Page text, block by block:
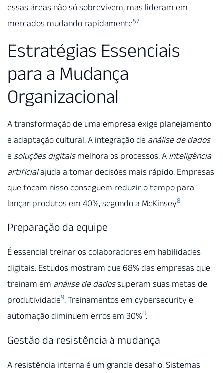
essas áreas não só sobrevivem, mas lideram em
mercados mudando rapidamente57.
Estratégias Essenciais
para a Mudança
Organizacional
A transformação de uma empresa exige planejamento
e adaptação cultural. A integração de análise de dados
e soluções digitaismelhora os processos. A inteligência
artificialajuda a tomar decisões mais rápido. Empresas
que focam nisso conseguem reduzir o tempo para
lançar produtos em 40%, segundo a McKinsey8.
Preparação da equipe
É essencial treinar os colaboradores em habilidades
digitais. Estudos mostram que 68% das empresas que
treinam em análise de dadossuperam suas metas de
produtividade9. Treinamentos em cybersecurity e
automação diminuem erros em 30%8.
Gestão da resistência à mudança
A resistência interna é um grande desafio. Sistemas